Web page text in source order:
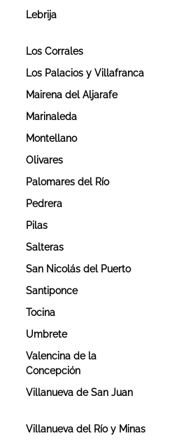
Lebrija
Los Corrales
Los Palacios y Villafranca
Mairena del Aljarafe
Marinaleda
Montellano
Olivares
Palomares del Río
Pedrera
Pilas
Salteras
San Nicolás del Puerto
Santiponce
Tocina
Umbrete
Valencina de la
Concepción
Villanueva de San Juan
Villanueva del Río y Minas